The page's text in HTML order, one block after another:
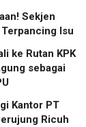
Sekjen
Isu
ke Rutan KPK
sebagai
Kantor PT
Ricuh